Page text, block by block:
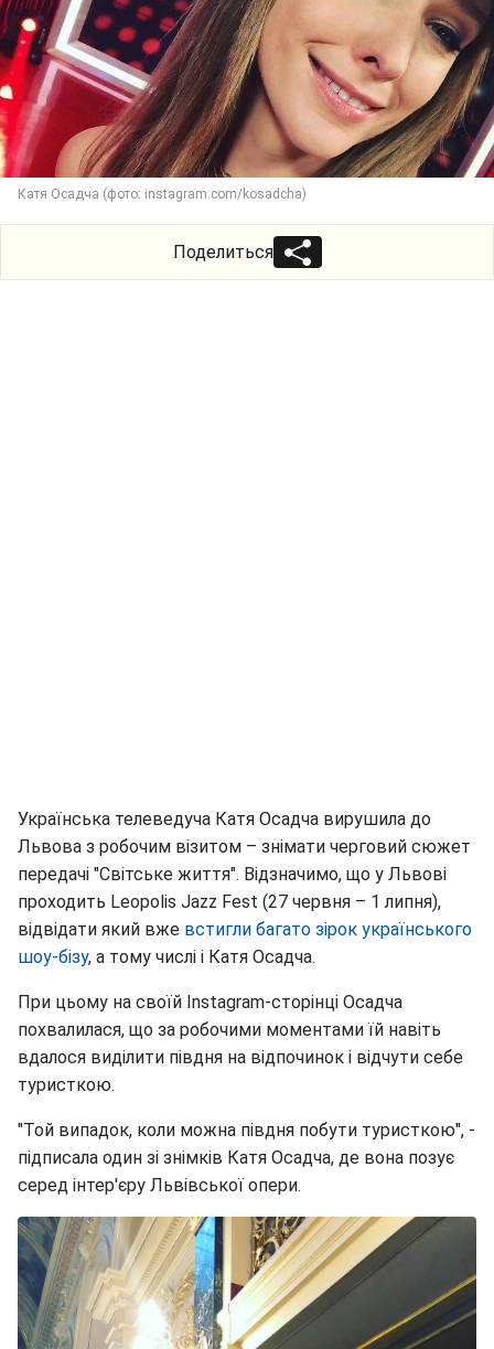
Катя Осадча (фото: instagram.com/kosadcha)
Поделиться
Українська телеведуча Катя Осадча вирушила до
Львова з робочим візитом – знімати черговий сюжет
передачі "Світське життя". Відзначимо, що у Львові
проходить Leopolis Jazz Fest (27 червня – 1 липня),
відвідати який вже встигли багато зірок українського
шоу-бізу, а тому числі і Катя Осадча.
При цьому на своїй Instagram-сторінці Осадча
похвалилася, що за робочими моментами їй навіть
вдалося виділити півдня на відпочинок і відчути себе
туристкою.
"Той випадок, коли можна півдня побути туристкою", -
підписала один зі знімків Катя Осадча, де вона позує
серед інтер'єру Львівської опери.